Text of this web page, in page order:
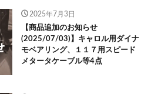
2025年7月3日
【商品追加のお知らせ
(2025/07/03)】キャロル用ダイナ
モベアリング、１１７用スピード
メタータケーブル等4点